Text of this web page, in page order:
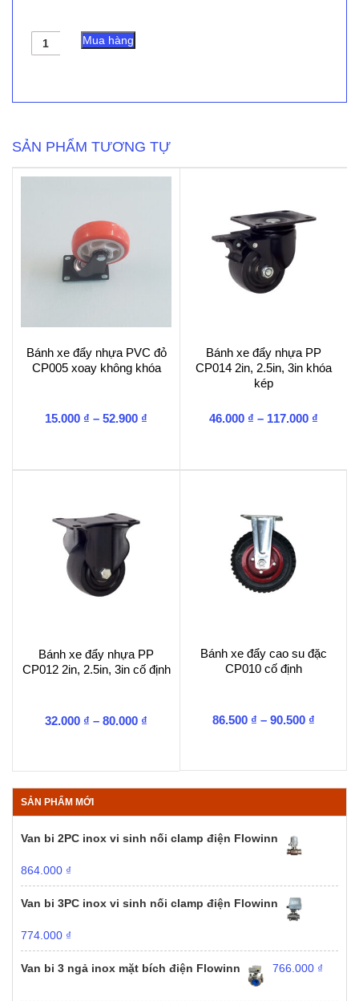
Bánh
xe
3in
xoay
Mua hàng
SẢN PHẨM TƯƠNG TỰ
Bánh xe đẩy nhựa PVC đỏ
CP005 xoay không khóa
15.000 ₫ – 52.900 ₫
Bánh xe đẩy nhựa PP
CP014 2in, 2.5in, 3in khóa
kép
46.000 ₫ – 117.000 ₫
Bánh xe đẩy nhựa PP
CP012 2in, 2.5in, 3in cố định
32.000 ₫ – 80.000 ₫
Bánh xe đẩy cao su đặc
CP010 cố định
86.500 ₫ – 90.500 ₫Khoảng
SẢN PHẨM MỚI
Van bi 2PC inox vi sinh nối clamp điện Flowinn
864.000 ₫
Van bi 3PC inox vi sinh nối clamp điện Flowinn
774.000 ₫
Van bi 3 ngả inox mặt bích điện Flowinn 766.000 ₫